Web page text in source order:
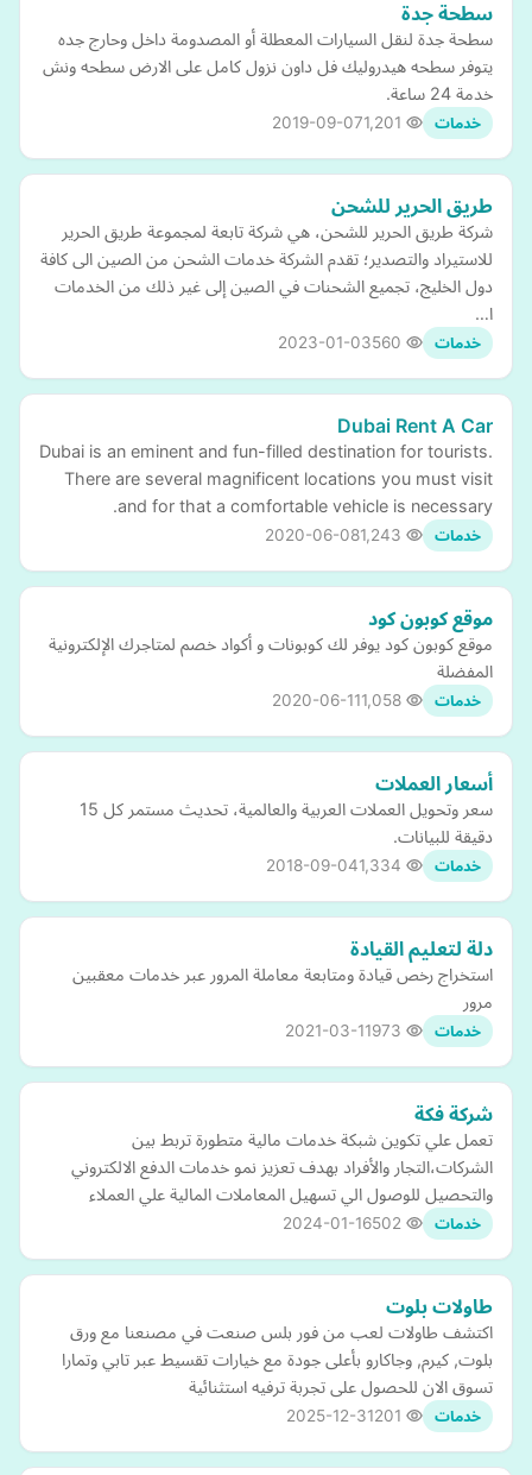
سطحة جدة
سطحة جدة لنقل السيارات المعطلة أو المصدومة داخل وحارج جده
يتوفر سطحه هيدروليك فل داون نزول كامل على الارض سطحه ونش
خدمة 24 ساعة.
خدمات 2019-09-07
طريق الحرير للشحن
شركة طريق الحرير للشحن، هي شركة تابعة لمجموعة طريق الحرير
للاستيراد والتصدير؛ تقدم الشركة خدمات الشحن من الصين الى كافة
دول الخليج، تجميع الشحنات في الصين إلى غير ذلك من الخدمات
ا…
خدمات 2023-01-03
Dubai Rent A Car
Dubai is an eminent and fun-filled destination for tourists.
There are several magnificent locations you must visit
and for that a comfortable vehicle is necessary.
خدمات 2020-06-08
موقع كوبون كود
موقع كوبون كود يوفر لك كوبونات و أكواد خصم لمتاجرك الإلكترونية
المفضلة
خدمات 2020-06-11
أسعار العملات
سعر وتحويل العملات العربية والعالمية، تحديث مستمر كل 15
دقيقة للبيانات.
خدمات 2018-09-04
دلة لتعليم القيادة
استخراج رخص قيادة ومتابعة معاملة المرور عبر خدمات معقبين
مرور
خدمات 2021-03-11
شركة فكة
تعمل علي تكوين شبكة خدمات مالية متطورة تربط بين
الشركات،التجار والأفراد بهدف تعزيز نمو خدمات الدفع الالكتروني
والتحصيل للوصول الي تسهيل المعاملات المالية علي العملاء
خدمات 2024-01-16
طاولات بلوت
اكتشف طاولات لعب من فور بلس صنعت في مصنعنا مع ورق
بلوت, كيرم, وجاكارو بأعلى جودة مع خيارات تقسيط عبر تابي وتمارا
تسوق الان للحصول على تجربة ترفيه استثنائية
خدمات 2025-12-31